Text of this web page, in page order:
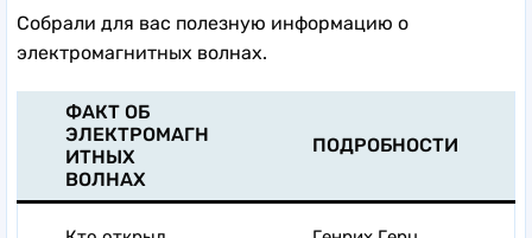
Собрали для вас полезную информацию о
электромагнитных волнах.
ФАКТ ОБ
ЭЛЕКТРОМАГН
ИТНЫХ
ВОЛНАХ
ПОДРОБНОСТИ